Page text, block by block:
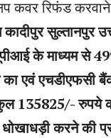
कवर रिफंड
सुल्तानपुर
के माध्यम से
एवं एचडीएफसी
135825/- रुपये
करने की